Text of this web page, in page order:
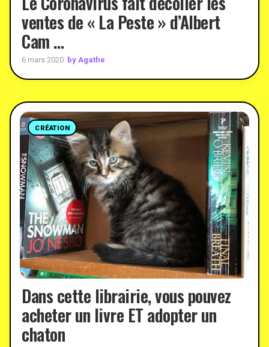
ventes de « La Peste » d’Albert
Cam …
6 mars 2020 by Agathe
CRÉATION
Dans cette librairie, vous pouvez
acheter un livre ET adopter un
chaton